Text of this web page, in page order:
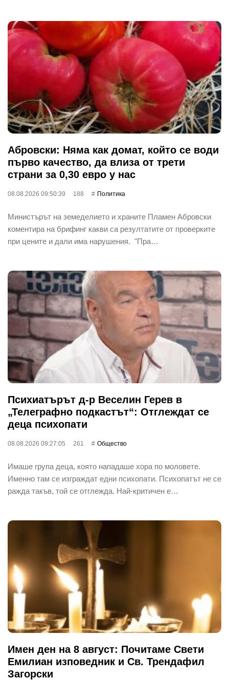
Абровски: Няма как домат, който се води
първо качество, да влиза от трети
страни за 0,30 евро у нас
08.08.2026 09:50:39 188 Политика
Министърът на земеделието и храните Пламен Абровски
коментира на брифинг какви са резултатите от проверките
при цените и дали има нарушения. "Пра…
Психиатърът д-р Веселин Герев в
„Телеграфно подкастът“: Отглеждат се
деца психопати
08.08.2026 09:27:05 261 Общество
Имаше група деца, която нападаше хора по моловете.
Именно там се изграждат едни психопати. Психопатът не се
ражда такъв, той се отглежда. Най-критичен е…
Имен ден на 8 август: Почитаме Свети
Емилиан изповедник и Св. Трендафил
Загорски